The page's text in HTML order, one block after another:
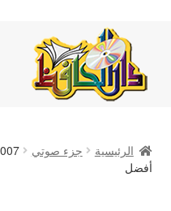
navigation
content
عن دار الحافظ
الرئيسية جزء صوتي
أفضل